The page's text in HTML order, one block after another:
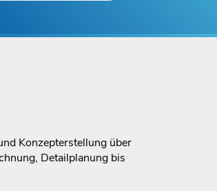
Konzepterstellung über
Detailplanung bis